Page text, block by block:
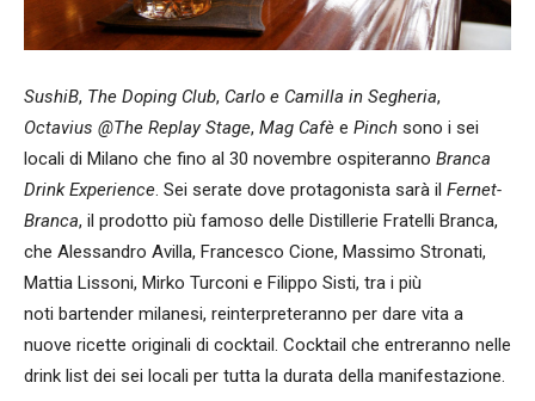
SushiB, The Doping Club, Carlo e Camilla in Segheria,
Octavius @The Replay Stage, Mag Cafè e Pinch sono i sei
locali di Milano che fino al 30 novembre ospiteranno Branca
Drink Experience. Sei serate dove protagonista sarà il Fernet-
Branca, il prodotto più famoso delle Distillerie Fratelli Branca,
che Alessandro Avilla, Francesco Cione, Massimo Stronati,
Mattia Lissoni, Mirko Turconi e Filippo Sisti, tra i più
noti bartender milanesi, reinterpreteranno per dare vita a
nuove ricette originali di cocktail. Cocktail che entreranno nelle
drink list dei sei locali per tutta la durata della manifestazione.